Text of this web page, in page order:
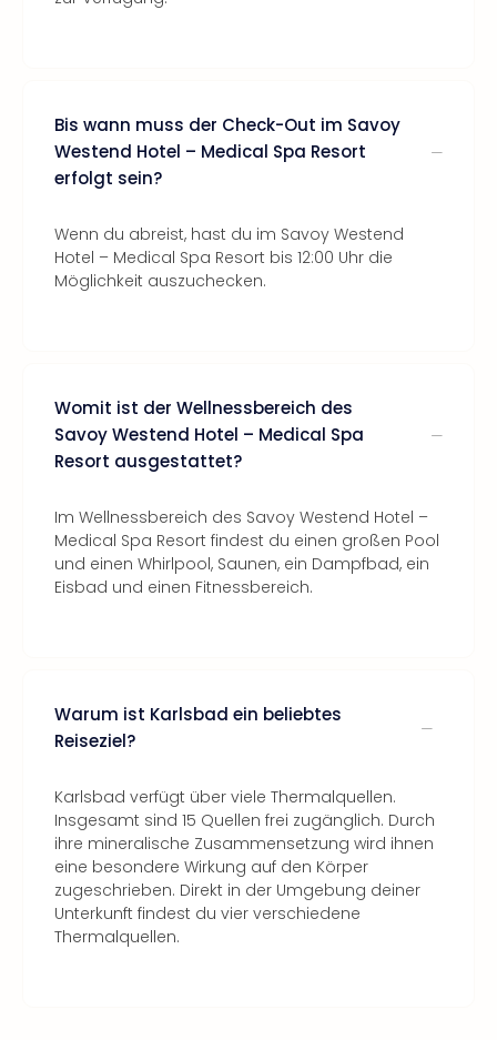
Bis wann muss der Check-Out im Savoy
Westend Hotel – Medical Spa Resort
erfolgt sein?
Wenn du abreist, hast du im Savoy Westend
Hotel – Medical Spa Resort bis 12:00 Uhr die
Möglichkeit auszuchecken.
Womit ist der Wellnessbereich des
Savoy Westend Hotel – Medical Spa
Resort ausgestattet?
Im Wellnessbereich des Savoy Westend Hotel –
Medical Spa Resort findest du einen großen Pool
und einen Whirlpool, Saunen, ein Dampfbad, ein
Eisbad und einen Fitnessbereich.
Warum ist Karlsbad ein beliebtes
Reiseziel?
Karlsbad verfügt über viele Thermalquellen.
Insgesamt sind 15 Quellen frei zugänglich. Durch
ihre mineralische Zusammensetzung wird ihnen
eine besondere Wirkung auf den Körper
zugeschrieben. Direkt in der Umgebung deiner
Unterkunft findest du vier verschiedene
Thermalquellen.